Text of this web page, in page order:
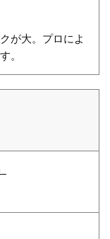
が大。プロによ
。